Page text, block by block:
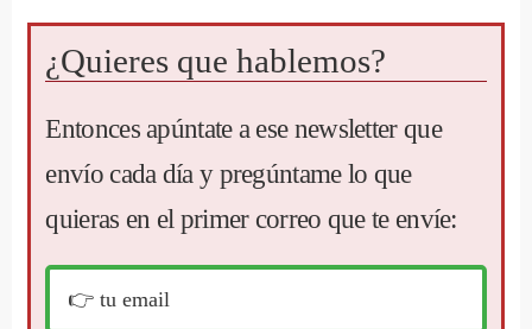
¿Quieres que hablemos?
Entonces apúntate a ese newsletter que
envío cada día y pregúntame lo que
quieras en el primer correo que te envíe: